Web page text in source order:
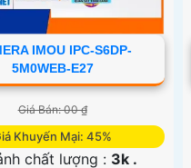
IMOU IPC-S6DP-
5M0WEB-E27
Giá Bán: 00 ₫
Khuyến Mại: 45%
chất lượng : 3k .